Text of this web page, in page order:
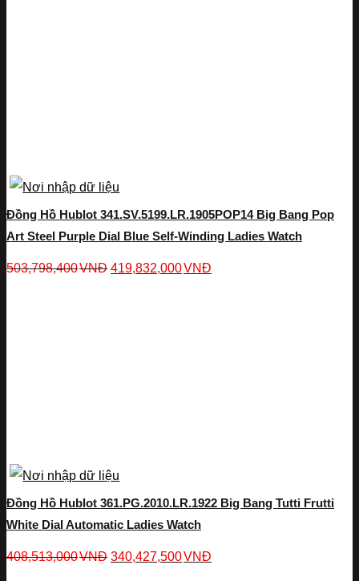
Đồng Hồ Hublot 341.SV.5199.LR.1905POP14 Big Bang Pop
Art Steel Purple Dial Blue Self-Winding Ladies Watch
503,798,400VNĐ 419,832,000VNĐ
Đồng Hồ Hublot 361.PG.2010.LR.1922 Big Bang Tutti Frutti
White Dial Automatic Ladies Watch
408,513,000VNĐ 340,427,500VNĐ